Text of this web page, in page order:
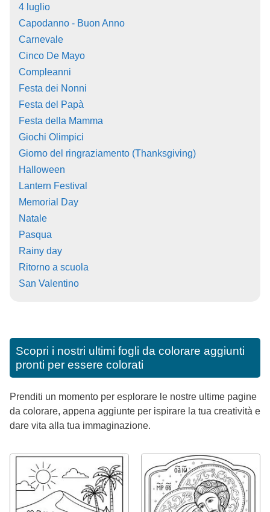
4 luglio
Capodanno - Buon Anno
Carnevale
Cinco De Mayo
Compleanni
Festa dei Nonni
Festa del Papà
Festa della Mamma
Giochi Olimpici
Giorno del ringraziamento (Thanksgiving)
Halloween
Lantern Festival
Memorial Day
Natale
Pasqua
Rainy day
Ritorno a scuola
San Valentino
Scopri i nostri ultimi fogli da colorare aggiunti
pronti per essere colorati
Prenditi un momento per esplorare le nostre ultime pagine
da colorare, appena aggiunte per ispirare la tua creatività e
dare vita alla tua immaginazione.